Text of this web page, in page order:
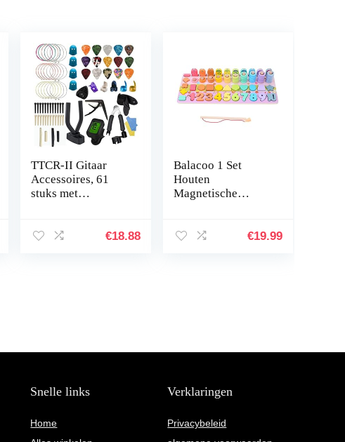
TTCR-II Gitaar
Accessoires, 61
stuks met
Muurbeugel,Gitaar
€18.88
Balacoo 1 Set
Houten
Magnetische
Speelgoed Alfabet
€19.99
Snelle links
Home
Verklaringen
Privacybeleid